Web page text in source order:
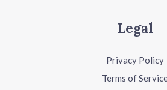
Legal
Privacy Policy
Terms of